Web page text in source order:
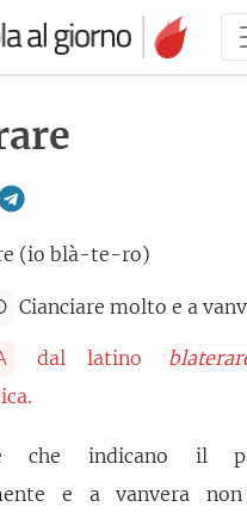
(io blà-te-ro)
Cianciare molto e a
dal latino
che indicano il
e a vanvera